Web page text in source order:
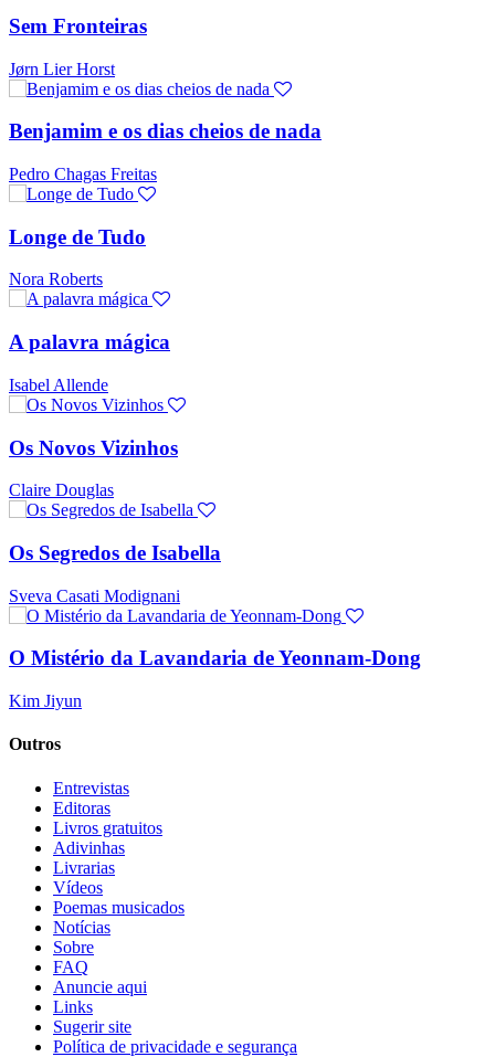
Sem Fronteiras
Jørn Lier Horst
Benjamim e os dias cheios de nada
Pedro Chagas Freitas
Longe de Tudo
Nora Roberts
A palavra mágica
Isabel Allende
Os Novos Vizinhos
Claire Douglas
Os Segredos de Isabella
Sveva Casati Modignani
O Mistério da Lavandaria de Yeonnam-Dong
Kim Jiyun
Outros
Entrevistas
Editoras
Livros gratuitos
Adivinhas
Livrarias
Vídeos
Poemas musicados
Notícias
Sobre
FAQ
Anuncie aqui
Links
Sugerir site
Política de privacidade e segurança